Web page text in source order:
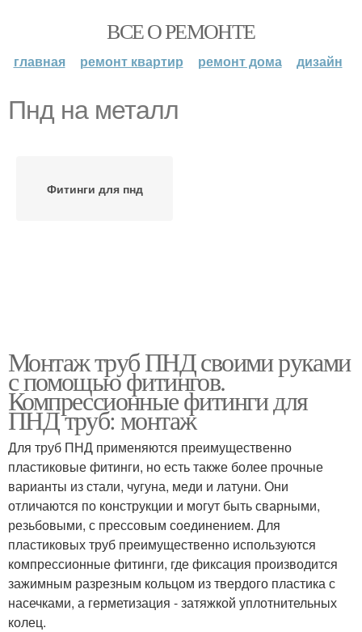
ВСЕ О РЕМОНТЕ
главная ремонт квартир ремонт дома дизайн
Пнд на металл
Фитинги для пнд
Монтаж труб ПНД своими руками
с помощью фитингов.
Компрессионные фитинги для
ПНД труб: монтаж
Для труб ПНД применяются преимущественно
пластиковые фитинги, но есть также более прочные
варианты из стали, чугуна, меди и латуни. Они
отличаются по конструкции и могут быть сварными,
резьбовыми, с прессовым соединением. Для
пластиковых труб преимущественно используются
компрессионные фитинги, где фиксация производится
зажимным разрезным кольцом из твердого пластика с
насечками, а герметизация - затяжкой уплотнительных
колец.